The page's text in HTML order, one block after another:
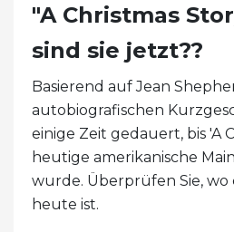
"A Christmas
sind sie jetzt??
Basierend auf Jean
autobiografischen
einige Zeit gedauert, bis 'A
heutige amerikanische
wurde. Überprüfen Sie, wo
heute ist.